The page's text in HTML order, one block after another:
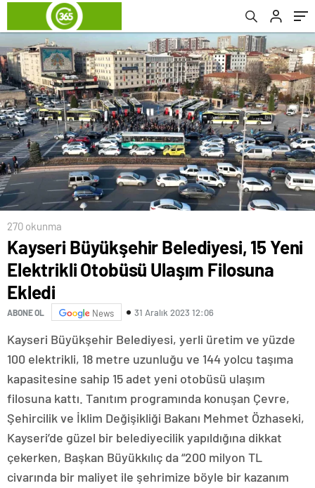
270 okunma
Kayseri Büyükşehir Belediyesi, 15 Yeni
Elektrikli Otobüsü Ulaşım Filosuna
Ekledi
ABONE OL News 31 Aralık 2023 12:06
Kayseri Büyükşehir Belediyesi, yerli üretim ve yüzde
100 elektrikli, 18 metre uzunluğu ve 144 yolcu taşıma
kapasitesine sahip 15 adet yeni otobüsü ulaşım
filosuna kattı. Tanıtım programında konuşan Çevre,
Şehircilik ve İklim Değişikliği Bakanı Mehmet Özhaseki,
Kayseri’de güzel bir belediyecilik yapıldığına dikkat
çekerken, Başkan Büyükkılıç da “200 milyon TL
civarında bir maliyet ile şehrimize böyle bir kazanım